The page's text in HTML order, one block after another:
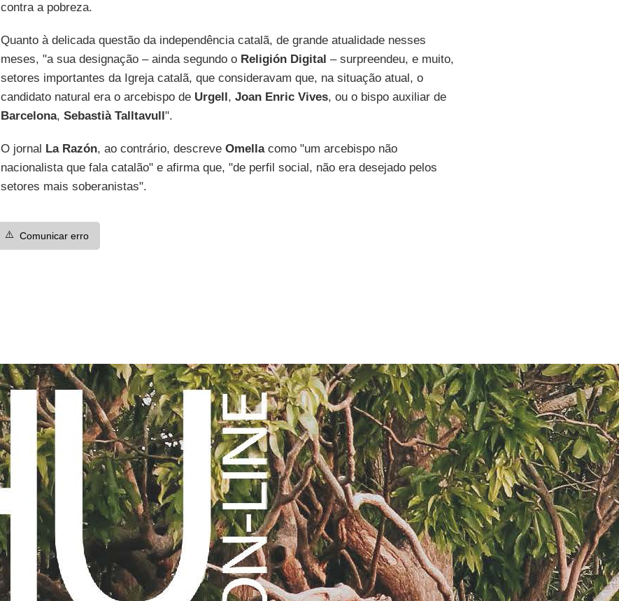
contra a pobreza.
Quanto à delicada questão da independência catalã, de grande atualidade nesses
meses, "a sua designação – ainda segundo o Religión Digital – surpreendeu, e muito,
setores importantes da Igreja catalã, que consideravam que, na situação atual, o
candidato natural era o arcebispo de Urgell, Joan Enric Vives, ou o bispo auxiliar de
Barcelona, Sebastià Talltavull".
O jornal La Razón, ao contrário, descreve Omellacomo "um arcebispo não
nacionalista que fala catalão" e afirma que, "de perfil social, não era desejado pelos
setores mais soberanistas".
⚠️ Comunicar erro